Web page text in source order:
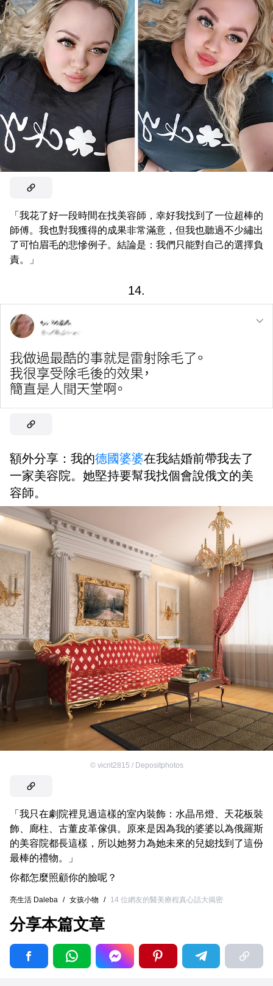
「我花了好一段時間在找美容師，幸好我找到了一位超棒的
師傅。我也對我獲得的成果非常滿意，但我也聽過不少繡出
了可怕眉毛的悲慘例子。結論是：我們只能對自己的選擇負
責。」
14.
額外分享：我的德國婆婆在我結婚前帶我去了
一家美容院。她堅持要幫我找個會說俄文的美
容師。
© vicnt2815 / Depositphotos
「我只在劇院裡見過這樣的室內裝飾：水晶吊燈、天花板裝
飾、廊柱、古董皮革傢俱。原來是因為我的婆婆以為俄羅斯
的美容院都長這樣，所以她努力為她未來的兒媳找到了這份
最棒的禮物。」
你都怎麼照顧你的臉呢？
亮生活 Daleba / 女孩小物 / 14 位網友的醫美療程真心話大揭密
分享本篇文章